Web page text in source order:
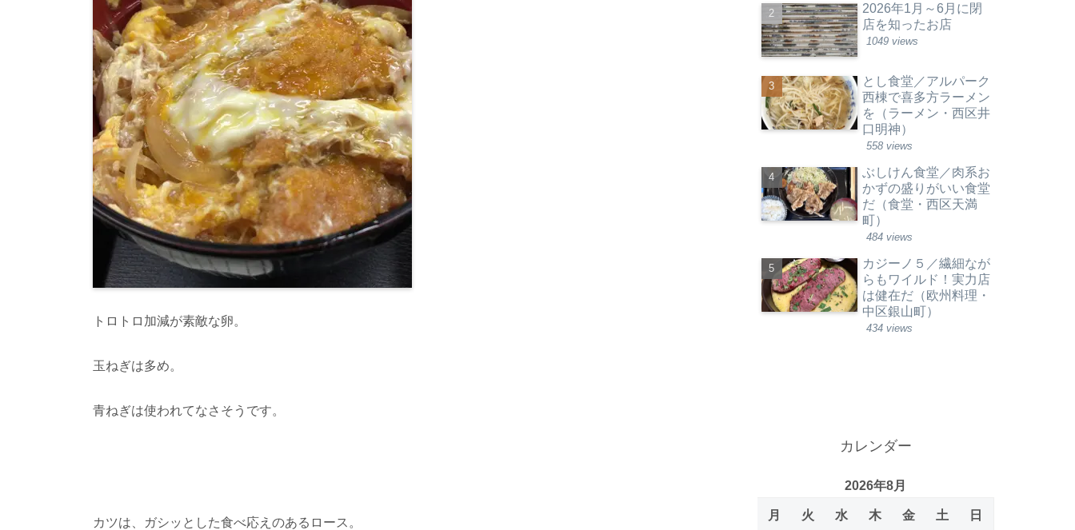
トロトロ加減が素敵な卵。
玉ねぎは多め。
青ねぎは使われてなさそうです。
カツは、ガシッとした食べ応えのあるロース。
2026年1月～6月に閉
店を知ったお店
1049 views
とし食堂／アルパーク
西棟で喜多方ラーメン
を（ラーメン・西区井
口明神）
558 views
ぶしけん食堂／肉系お
かずの盛りがいい食堂
だ（食堂・西区天満
町）
484 views
カジーノ５／繊細なが
らもワイルド！実力店
は健在だ（欧州料理・
中区銀山町）
434 views
カレンダー
2026年8月
月 火 水 木 金 土 日